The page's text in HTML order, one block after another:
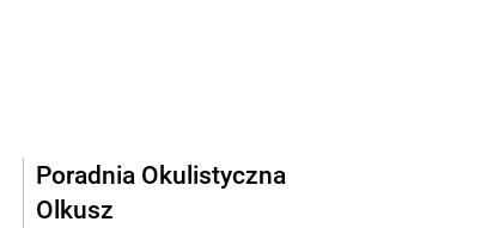
Poradnia Okulistyczna
Olkusz